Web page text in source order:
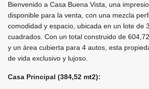
Bienvenido a Casa Buena Vista, una
disponible para la venta, con una mezcla
comodidad y espacio, ubicada en un lote de
cuadrados. Con un total construido de
y un área cubierta para 4 autos, esta
de vida exclusivo y lujoso.
Casa Principal (384,52 mt2):